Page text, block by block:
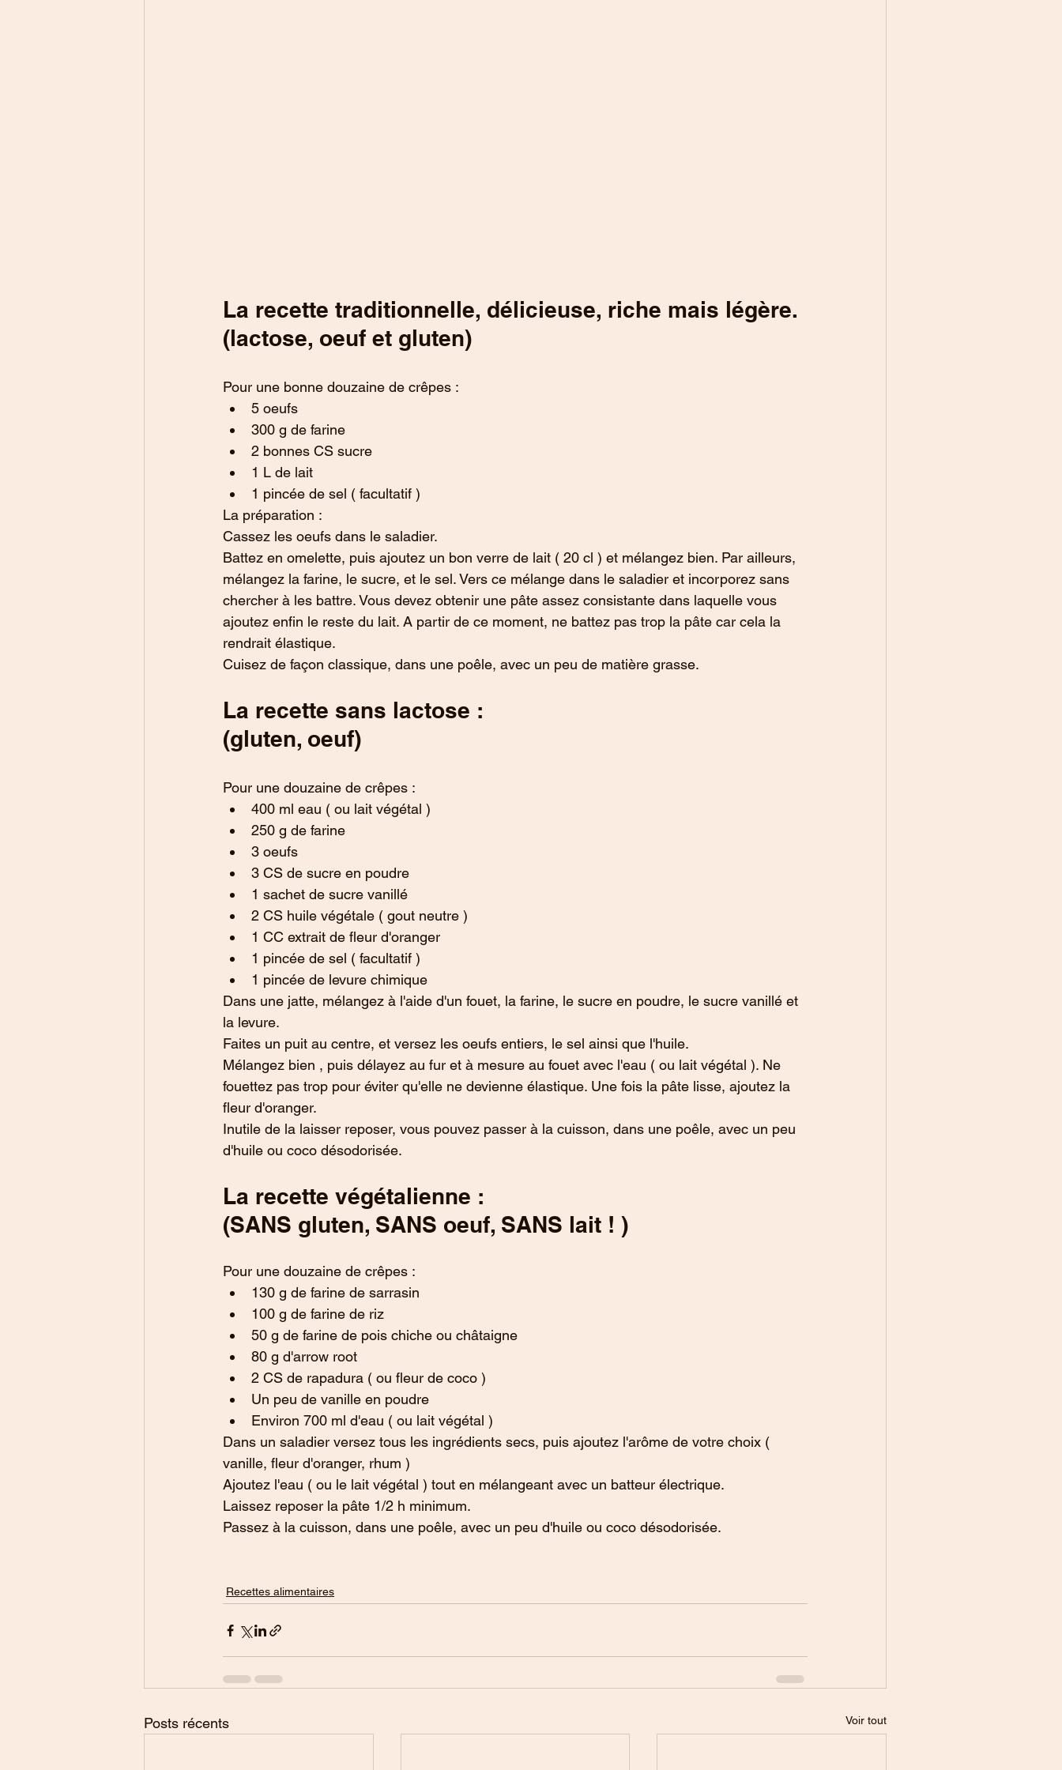
La recette traditionnelle, délicieuse, riche mais légère.
(lactose, oeuf et gluten)
Pour une bonne douzaine de crêpes :
5 oeufs
300 g de farine
2 bonnes CS sucre
1 L de lait
1 pincée de sel ( facultatif )
La préparation :
Cassez les oeufs dans le saladier.
Battez en omelette, puis ajoutez un bon verre de lait ( 20 cl ) et mélangez bien. Par ailleurs,
mélangez la farine, le sucre, et le sel. Vers ce mélange dans le saladier et incorporez sans
chercher à les battre. Vous devez obtenir une pâte assez consistante dans laquelle vous
ajoutez enfin le reste du lait. A partir de ce moment, ne battez pas trop la pâte car cela la
rendrait élastique.
Cuisez de façon classique, dans une poêle, avec un peu de matière grasse.
La recette sans lactose :
(gluten, oeuf)
Pour une douzaine de crêpes :
400 ml eau ( ou lait végétal )
250 g de farine
3 oeufs
3 CS de sucre en poudre
1 sachet de sucre vanillé
2 CS huile végétale ( gout neutre )
1 CC extrait de fleur d'oranger
1 pincée de sel ( facultatif )
1 pincée de levure chimique
Dans une jatte, mélangez à l'aide d'un fouet, la farine, le sucre en poudre, le sucre vanillé et
la levure.
Faites un puit au centre, et versez les oeufs entiers, le sel ainsi que l'huile.
Mélangez bien , puis délayez au fur et à mesure au fouet avec l'eau ( ou lait végétal ). Ne
fouettez pas trop pour éviter qu'elle ne devienne élastique. Une fois la pâte lisse, ajoutez la
fleur d'oranger.
Inutile de la laisser reposer, vous pouvez passer à la cuisson, dans une poêle, avec un peu
d'huile ou coco désodorisée.
La recette végétalienne :
(SANS gluten, SANS oeuf, SANS lait ! )
Pour une douzaine de crêpes :
130 g de farine de sarrasin
100 g de farine de riz
50 g de farine de pois chiche ou châtaigne
80 g d'arrow root
2 CS de rapadura ( ou fleur de coco )
Un peu de vanille en poudre
Environ 700 ml d'eau ( ou lait végétal )
Dans un saladier versez tous les ingrédients secs, puis ajoutez l'arôme de votre choix (
vanille, fleur d'oranger, rhum )
Ajoutez l'eau ( ou le lait végétal ) tout en mélangeant avec un batteur électrique.
Laissez reposer la pâte 1/2 h minimum.
Passez à la cuisson, dans une poêle, avec un peu d'huile ou coco désodorisée.
Recettes alimentaires
Posts récents Voir tout